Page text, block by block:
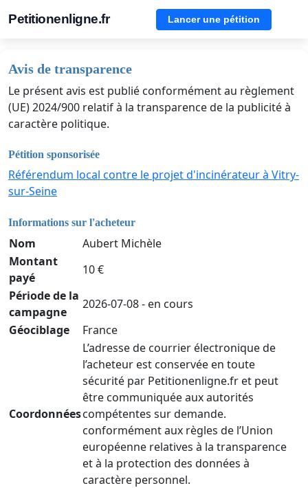
Petitionenligne.fr Lancer une pétition
Avis de transparence
Le présent avis est publié conformément au règlement
(UE) 2024/900 relatif à la transparence de la publicité à
caractère politique.
Pétition sponsorisée
Référendum local contre le projet d'incinérateur à Vitry-
sur-Seine
Informations sur l'acheteur
Nom
Aubert Michèle
Montant
payé
10 €
Période de la
campagne
2026-07-08 - en cours
Géociblage
France
Coordonnées
L’adresse de courrier électronique de
l’acheteur est conservée en toute
sécurité par Petitionenligne.fr et peut
être communiquée aux autorités
compétentes sur demande.
conformément aux règles de l’Union
européenne relatives à la transparence
et à la protection des données à
caractère personnel.